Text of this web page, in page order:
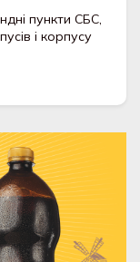
пункти СБС,
і корпусу